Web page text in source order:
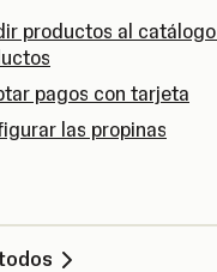
productos al
pagos con tarjeta
las propinas